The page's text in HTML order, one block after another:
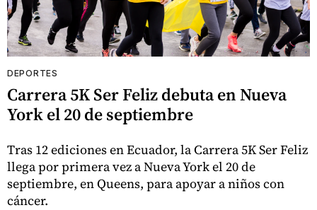
DEPORTES
Carrera 5K Ser Feliz debuta en Nueva
York el 20 de septiembre
Tras 12 ediciones en Ecuador, la Carrera 5K Ser Feliz
llega por primera vez a Nueva York el 20 de
septiembre, en Queens, para apoyar a niños con
cáncer.